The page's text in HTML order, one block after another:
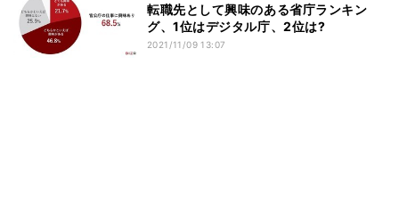
転職先として興味のある省庁ランキン
グ、1位はデジタル庁、2位は?
2021/11/09 13:07